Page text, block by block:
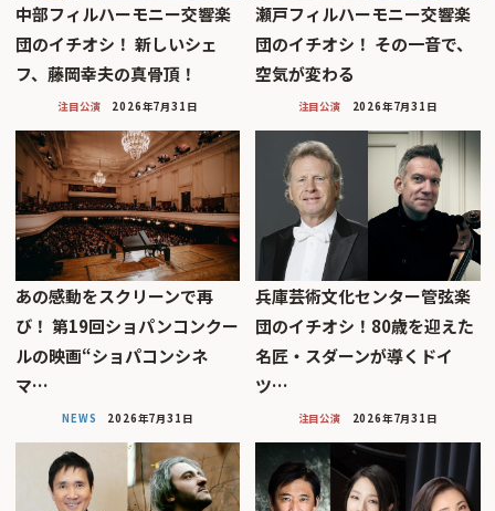
中部フィルハーモニー交響楽
団のイチオシ！ 新しいシェ
フ、藤岡幸夫の真骨頂！
注目公演 2026年7月31日
瀬戸フィルハーモニー交響楽
団のイチオシ！ その一音で、
空気が変わる
注目公演 2026年7月31日
あの感動をスクリーンで再
び！ 第19回ショパンコンクー
ルの映画“ショパコンシネ
マ…
NEWS 2026年7月31日
兵庫芸術文化センター管弦楽
団のイチオシ！80歳を迎えた
名匠・スダーンが導くドイ
ツ…
注目公演 2026年7月31日